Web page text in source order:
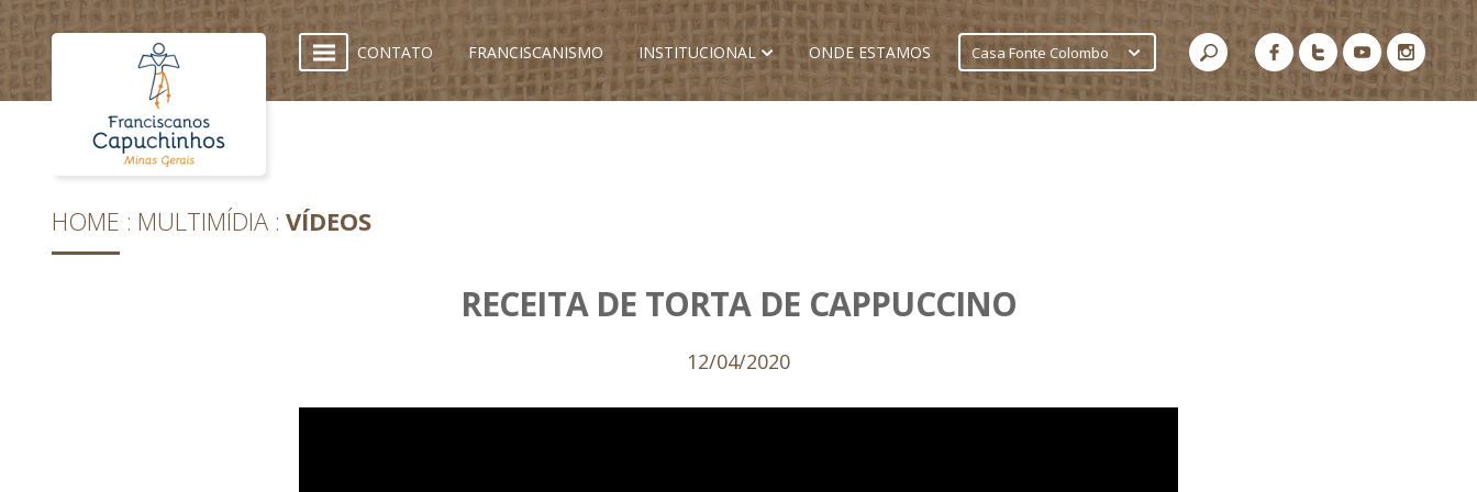
CONTATO FRANCISCANISMO INSTITUCIONAL ONDE ESTAMOS Casa Fonte Colombo
HOME MULTIMÍDIA VÍDEOS
RECEITA DE TORTA DE CAPPUCCINO
12/04/2020